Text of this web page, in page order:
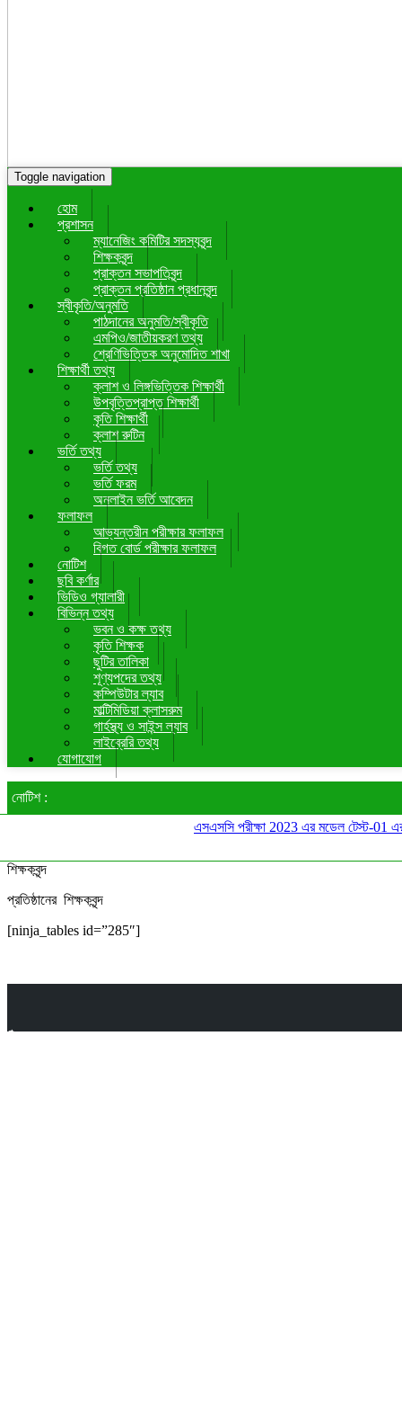
Toggle navigation
হোম
প্রশাসন
ম্যানেজিং কমিটির সদস্যবৃন্দ
শিক্ষকবৃন্দ
প্রাক্তন সভাপতিবৃন্দ
প্রাক্তন প্রতিষ্ঠান প্রধানবৃন্দ
স্বীকৃতি/অনুমতি
পাঠদানের অনুমতি/স্বীকৃতি
এমপিও/জাতীয়করণ তথ্য
শ্রেণিভিত্তিক অনুমোদিত শাখা
শিক্ষার্থী তথ্য
ক্লাশ ও লিঙ্গভিত্তিক শিক্ষার্থী
উপবৃত্তিপ্রাপ্ত শিক্ষার্থী
কৃতি শিক্ষার্থী
ক্লাশ রুটিন
ভর্তি তথ্য
ভর্তি তথ্য
ভর্তি ফরম
অনলাইন ভর্তি আবেদন
ফলাফল
আভ্যন্তরীন পরীক্ষার ফলাফল
বিগত বোর্ড পরীক্ষার ফলাফল
নোটিশ
ছবি কর্ণার
ভিডিও গ্যালারী
বিভিন্ন তথ্য
ভবন ও কক্ষ তথ্য
কৃতি শিক্ষক
ছুটির তালিকা
শূণ্যপদের তথ্য
কম্পিউটার ল্যাব
মাল্টিমিডিয়া ক্লাসরুম
গার্হস্থ্য ও সাইন্স ল্যাব
লাইব্রেরি তথ্য
যোগাযোগ
নোটিশ :
এসএসসি পরীক্ষা 2023 এর মডেল টেস্ট-01 এর
শিক্ষকবৃন্দ
প্রতিষ্ঠানের শিক্ষকবৃন্দ
[ninja_tables id=”285″]